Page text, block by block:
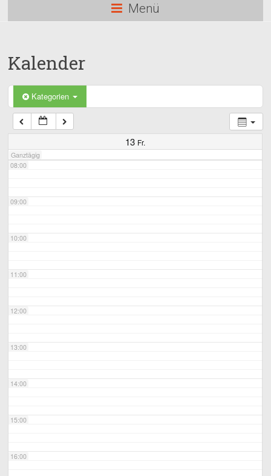
Menü
Kalender
Kategorien
13 Fr.
Ganztägig
04:00
05:00
06:00
07:00
08:00
09:00
10:00
11:00
12:00
13:00
14:00
15:00
16:00